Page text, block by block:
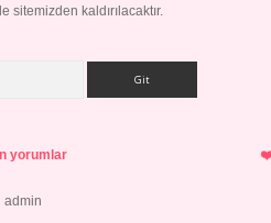
kaldırılacaktır.
yorumlar
admin